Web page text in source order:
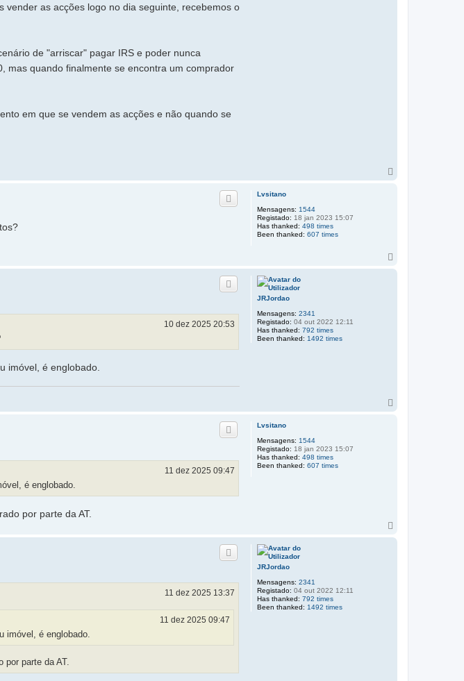
as acções logo no dia seguinte, recebemos o
de "arriscar" pagar IRS e poder nunca
mas quando finalmente se encontra um comprador
em que se vendem as acções e não quando se
Lvsitano
Mensagens: 1544
Registado: 18 jan 2023 15:07
Has thanked: 498 times
Been thanked: 607 times
JRJordao
Mensagens: 2341
Registado: 04 out 2022 12:11
Has thanked: 792 times
Been thanked: 1492 times
10 dez 2025 20:53
imóvel, é englobado.
Lvsitano
Mensagens: 1544
Registado: 18 jan 2023 15:07
Has thanked: 498 times
Been thanked: 607 times
11 dez 2025 09:47
é englobado.
por parte da AT.
JRJordao
Mensagens: 2341
Registado: 04 out 2022 12:11
Has thanked: 792 times
Been thanked: 1492 times
11 dez 2025 13:37
11 dez 2025 09:47
imóvel, é englobado.
parte da AT.